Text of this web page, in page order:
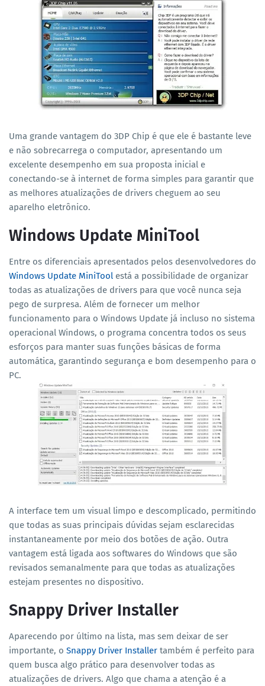
Uma grande vantagem do 3DP Chip é que ele é bastante leve
e não sobrecarrega o computador, apresentando um
excelente desempenho em sua proposta inicial e
conectando-se à internet de forma simples para garantir que
as melhores atualizações de drivers cheguem ao seu
aparelho eletrônico.
Windows Update MiniTool
Entre os diferenciais apresentados pelos desenvolvedores do
Windows Update MiniTool está a possibilidade de organizar
todas as atualizações de drivers para que você nunca seja
pego de surpresa. Além de fornecer um melhor
funcionamento para o Windows Update já incluso no sistema
operacional Windows, o programa concentra todos os seus
esforços para manter suas funções básicas de forma
automática, garantindo segurança e bom desempenho para o
PC.
A interface tem um visual limpo e descomplicado, permitindo
que todas as suas principais dúvidas sejam esclarecidas
instantaneamente por meio dos botões de ação. Outra
vantagem está ligada aos softwares do Windows que são
revisados semanalmente para que todas as atualizações
estejam presentes no dispositivo.
Snappy Driver Installer
Aparecendo por último na lista, mas sem deixar de ser
importante, o Snappy Driver Installer também é perfeito para
quem busca algo prático para desenvolver todas as
atualizações de drivers. Algo que chama a atenção é a